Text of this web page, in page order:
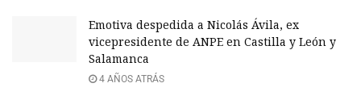
Emotiva despedida a Nicolás Ávila, ex
vicepresidente de ANPE en Castilla y León y
Salamanca
4 AÑOS ATRÁS